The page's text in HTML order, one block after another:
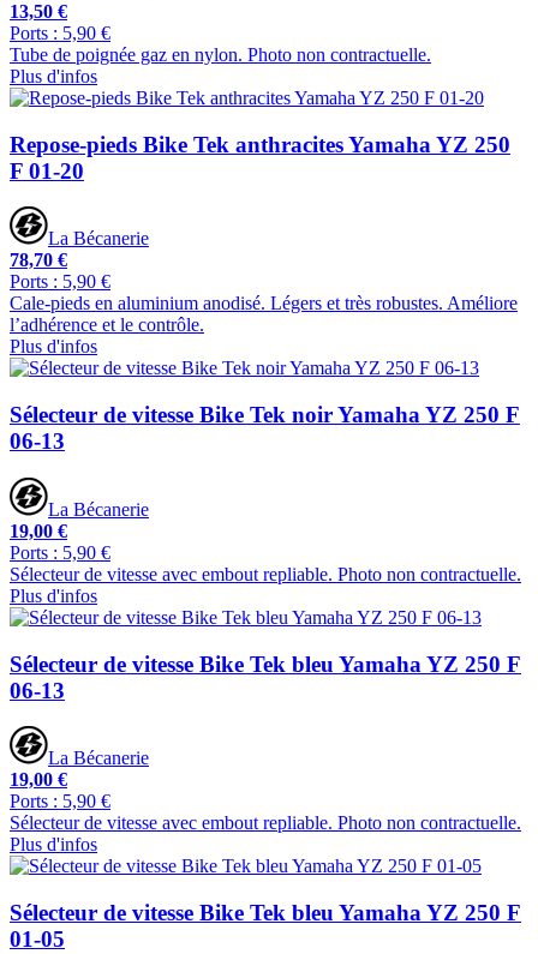
13,50 €
Ports : 5,90 €
Tube de poignée gaz en nylon. Photo non contractuelle.
Plus d'infos
Repose-pieds Bike Tek anthracites Yamaha YZ 250
F 01-20
La Bécanerie
78,70 €
Ports : 5,90 €
Cale-pieds en aluminium anodisé. Légers et très robustes. Améliore
l’adhérence et le contrôle.
Plus d'infos
Sélecteur de vitesse Bike Tek noir Yamaha YZ 250 F
06-13
La Bécanerie
19,00 €
Ports : 5,90 €
Sélecteur de vitesse avec embout repliable. Photo non contractuelle.
Plus d'infos
Sélecteur de vitesse Bike Tek bleu Yamaha YZ 250 F
06-13
La Bécanerie
19,00 €
Ports : 5,90 €
Sélecteur de vitesse avec embout repliable. Photo non contractuelle.
Plus d'infos
Sélecteur de vitesse Bike Tek bleu Yamaha YZ 250 F
01-05